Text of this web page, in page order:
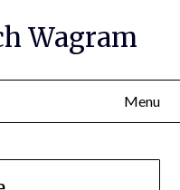
Wagram
Menu